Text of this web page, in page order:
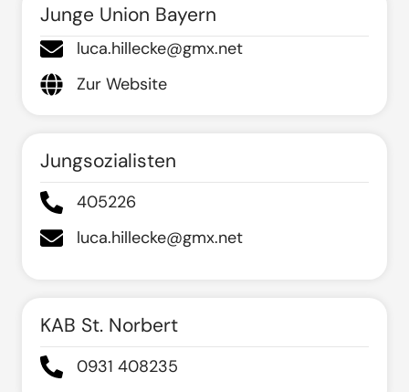
Junge Union Bayern
luca.hillecke@gmx.net
Zur Website
Jungsozialisten
405226
luca.hillecke@gmx.net
KAB St. Norbert
0931 408235